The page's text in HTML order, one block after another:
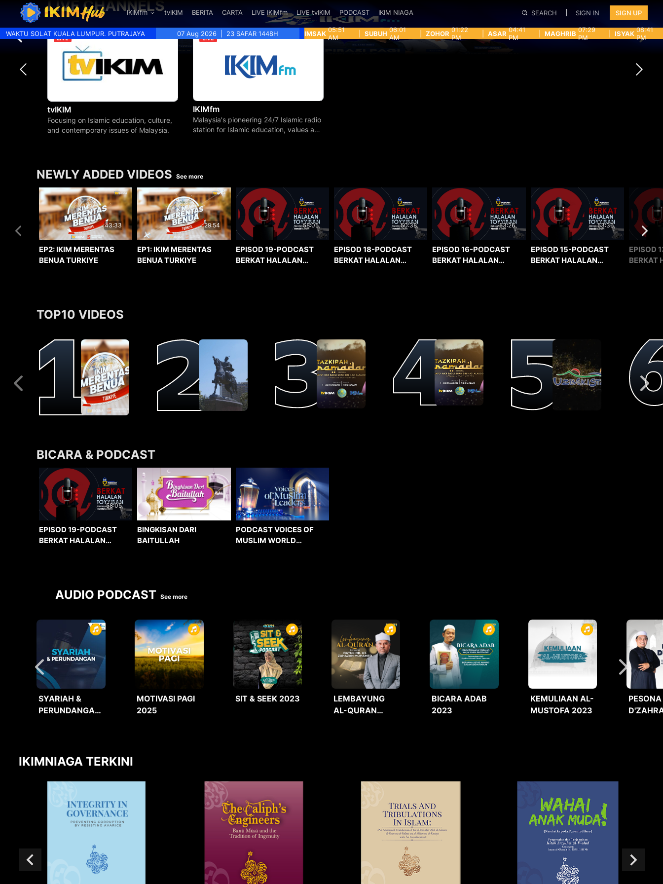
IKIMfm tvIKIM BERITA CARTA LIVE IKIMfm LIVE tvIKIM PODCAST IKIM NIAGA SEARCH SIGN IN SIGN UP
WAKTU SOLAT KUALA LUMPUR. PUTRAJAYA 07 Aug 2026 23 SAFAR 1448H IMSAK 05:51
AM
SUBUH 06:01
AM
ZOHOR 01:22
PM
ASAR 04:41
PM
MAGHRIB 07:29
PM
ISYAK 08:41
PM
LIVE CHANNELS
tvIKIM
Focusing on Islamic education, culture,
and contemporary issues of Malaysia.
IKIMfm
Malaysia's pioneering 24/7 Islamic radio
station for Islamic education, values and
NEWLY ADDED VIDEOS See more
43:33
EP2: IKIM MERENTAS
BENUA TURKIYE
29:54
EP1: IKIM MERENTAS
BENUA TURKIYE
58:05
EPISOD 19-PODCAST
BERKAT HALALAN
50:38
EPISOD 18-PODCAST
BERKAT HALALAN
53:26
EPISOD 16-PODCAST
BERKAT HALALAN
53:36
EPISOD 15-PODCAST
BERKAT HALALAN
EPISOD
BERKAT
TOP10 VIDEOS
BICARA & PODCAST
58:05
EPISOD 19-PODCAST
BERKAT HALALAN
BINGKISAN DARI
BAITULLAH
PODCAST VOICES OF
MUSLIM WORLD
AUDIO PODCAST See more
SYARIAH &
PERUNDANGAN
MOTIVASI PAGI
2025
SIT & SEEK 2023
LEMBAYUNG
AL-QURAN
BICARA ADAB
2023
KEMULIAAN AL-
MUSTOFA 2023
PESONA
IKIMNIAGA TERKINI